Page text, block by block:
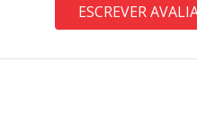
ESCREVER